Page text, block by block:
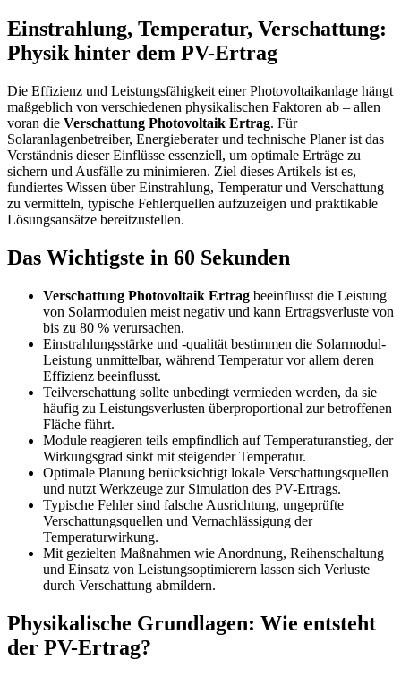
Einstrahlung, Temperatur, Verschattung:
Physik hinter dem PV-Ertrag
Die Effizienz und Leistungsfähigkeit einer Photovoltaikanlage hängt
maßgeblich von verschiedenen physikalischen Faktoren ab – allen
voran die Verschattung Photovoltaik Ertrag. Für
Solaranlagenbetreiber, Energieberater und technische Planer ist das
Verständnis dieser Einflüsse essenziell, um optimale Erträge zu
sichern und Ausfälle zu minimieren. Ziel dieses Artikels ist es,
fundiertes Wissen über Einstrahlung, Temperatur und Verschattung
zu vermitteln, typische Fehlerquellen aufzuzeigen und praktikable
Lösungsansätze bereitzustellen.
Das Wichtigste in 60 Sekunden
Verschattung Photovoltaik Ertrag beeinflusst die Leistung
von Solarmodulen meist negativ und kann Ertragsverluste von
bis zu 80 % verursachen.
Einstrahlungsstärke und -qualität bestimmen die Solarmodul-
Leistung unmittelbar, während Temperatur vor allem deren
Effizienz beeinflusst.
Teilverschattung sollte unbedingt vermieden werden, da sie
häufig zu Leistungsverlusten überproportional zur betroffenen
Fläche führt.
Module reagieren teils empfindlich auf Temperaturanstieg, der
Wirkungsgrad sinkt mit steigender Temperatur.
Optimale Planung berücksichtigt lokale Verschattungsquellen
und nutzt Werkzeuge zur Simulation des PV-Ertrags.
Typische Fehler sind falsche Ausrichtung, ungeprüfte
Verschattungsquellen und Vernachlässigung der
Temperaturwirkung.
Mit gezielten Maßnahmen wie Anordnung, Reihenschaltung
und Einsatz von Leistungsoptimierern lassen sich Verluste
durch Verschattung abmildern.
Physikalische Grundlagen: Wie entsteht
der PV-Ertrag?